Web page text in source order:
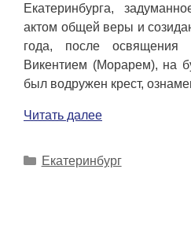
Екатеринбурга,
актом общей веры и
года, после освящения
Викентием (Морарем), на
был водружен крест,
Читать далее
Рубрики
Екатеринбург